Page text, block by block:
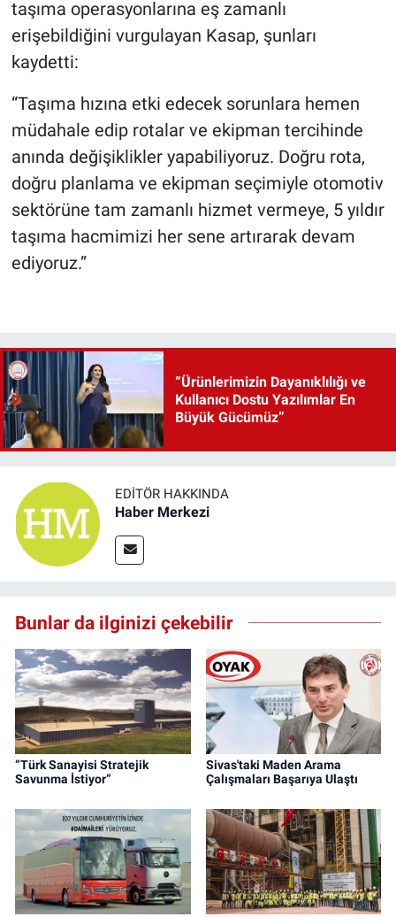
taşıma operasyonlarına eş zamanlı
erişebildiğini vurgulayan Kasap, şunları
kaydetti:
“Taşıma hızına etki edecek sorunlara hemen
müdahale edip rotalar ve ekipman tercihinde
anında değişiklikler yapabiliyoruz. Doğru rota,
doğru planlama ve ekipman seçimiyle otomotiv
sektörüne tam zamanlı hizmet vermeye, 5 yıldır
taşıma hacmimizi her sene artırarak devam
ediyoruz.”
“Ürünlerimizin Dayanıklılığı ve
Kullanıcı Dostu Yazılımlar En
Büyük Gücümüz”
EDITÖR HAKKINDA
Haber Merkezi
Bunlar da ilginizi çekebilir
“Türk Sanayisi Stratejik
Savunma İstiyor”
Sivas'taki Maden Arama
Çalışmaları Başarıya Ulaştı